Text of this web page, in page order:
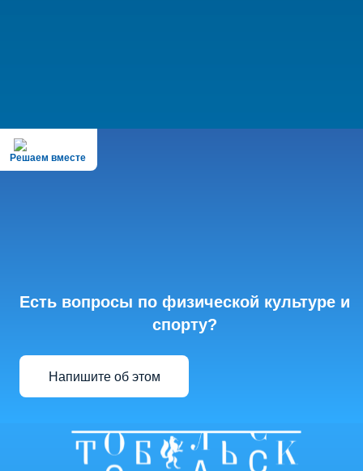
Решаем вместе
Есть вопросы по физической культуре и
спорту?
Напишите об этом